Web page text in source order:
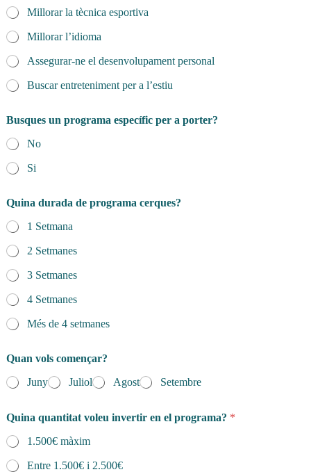
Millorar la tècnica esportiva
Millorar l’idioma
Assegurar-ne el desenvolupament personal
Buscar entreteniment per a l’estiu
o
M
a
r
e
P
r
/
T
u
t
o
r
Busques un programa específic per a porter?
No
Si
Quina durada de programa cerques?
1 Setmana
2 Setmanes
3 Setmanes
4 Setmanes
Més de 4 setmanes
Quan vols començar?
Juny
Juliol Agost Setembre
Quina quantitat voleu invertir en el programa? *
1.500€ màxim
Entre 1.500€ i 2.500€